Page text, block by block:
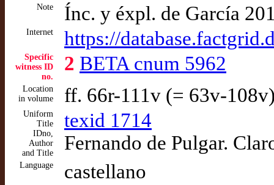
Note Ínc. y éxpl. de García
Internet https://
Specific
witness ID
no.
2 BETA cnum 5962
Location
in volume
ff. 66r-111v (= 63v-
Uniform
Title
IDno,
Author
and Title
texid 1714
Fernando de Pulgar.
Language castellano